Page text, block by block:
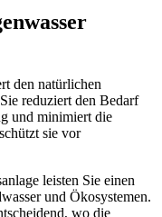
den natürlichen
reduziert den Bedarf
und minimiert die
sie vor
leisten Sie einen
und Ökosystemen.
wo die